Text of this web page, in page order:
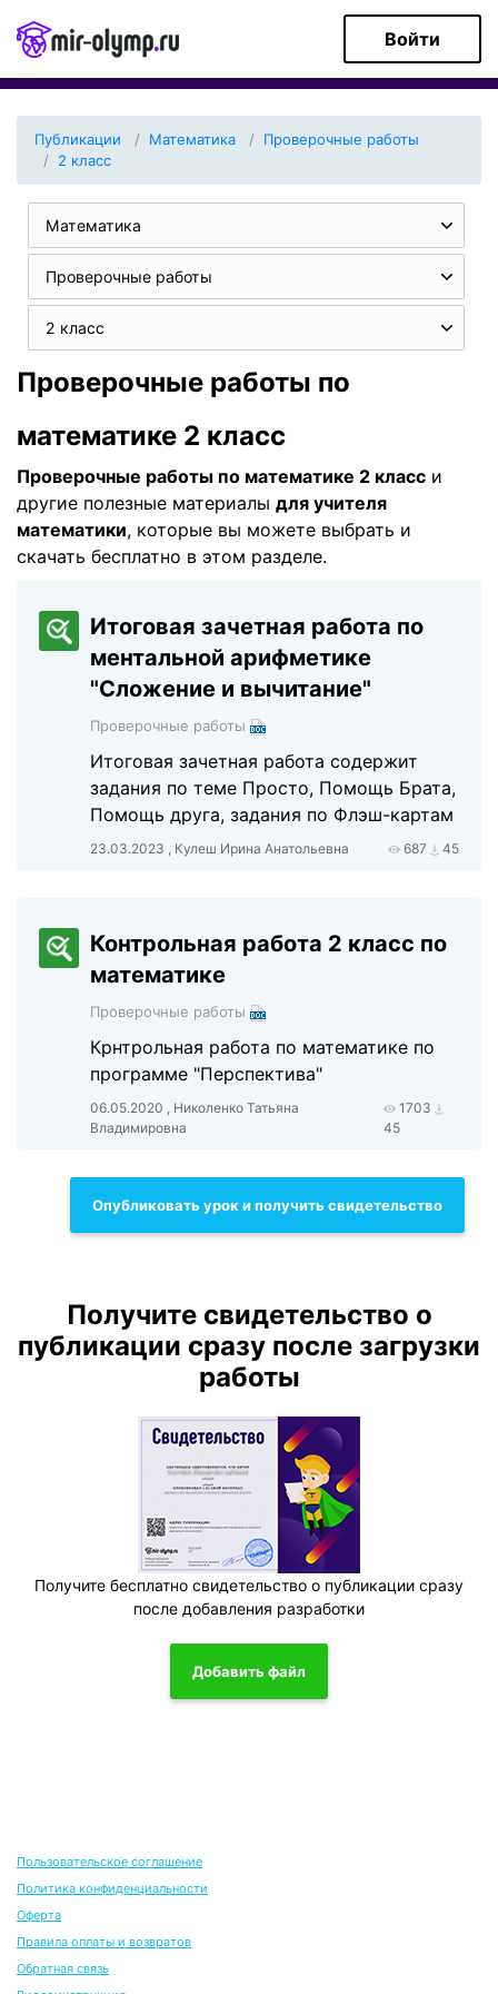
Войти
Публикации Математика
Проверочные работы
2 класс
Математика
Проверочные работы
2 класс
Проверочные работы по
математике 2 класс
Проверочные работы по математике 2 класс и
другие полезные материалы для учителя
математики, которые вы можете выбрать и
скачать бесплатно в этом разделе.
Итоговая зачетная работа по
ментальной арифметике
"Сложение и вычитание"
Проверочные работы
Итоговая зачетная работа содержит
задания по теме Просто, Помощь Брата,
Помощь друга, задания по Флэш-картам
23.03.2023 , Кулеш Ирина Анатольевна 687 45
Контрольная работа 2 класс по
математике
Проверочные работы
Крнтрольная работа по математике по
программе "Перспектива"
06.05.2020 , Николенко Татьяна
Владимировна
1703
45
Опубликовать урок и получить свидетельство
Получите свидетельство о
публикации сразу после загрузки
работы
Получите бесплатно свидетельство о публикации сразу
после добавления разработки
Добавить файл
Пользовательское соглашение
Политика конфиденциальности
Оферта
Правила оплаты и возвратов
Обратная связь